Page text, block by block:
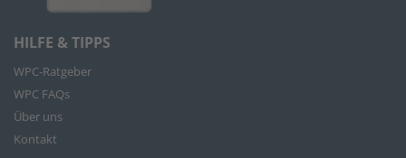
HILFE & TIPPS
WPC-Ratgeber
WPC FAQs
Über uns
Kontakt